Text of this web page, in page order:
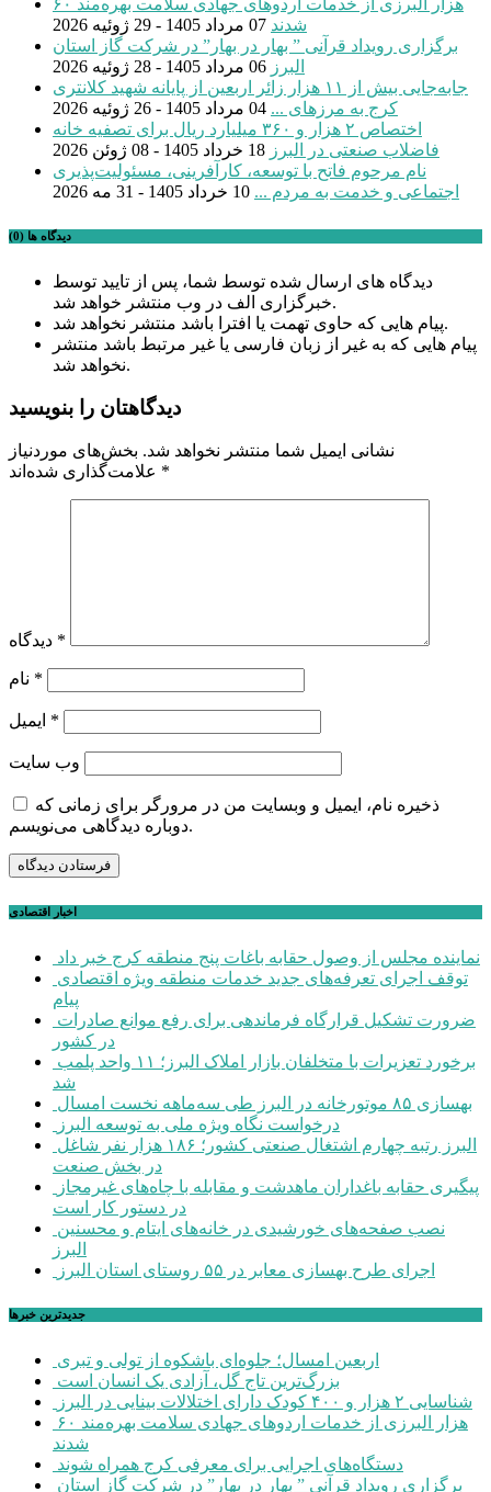
۶۰ هزار البرزی از خدمات اردوهای جهادی سلامت بهره‌مند
شدند 07 مرداد 1405 - 29 ژوئیه 2026
برگزاری رویداد قرآنی ” بهار در بهار” در شرکت گاز استان
البرز 06 مرداد 1405 - 28 ژوئیه 2026
جابه‌جایی بیش از ۱۱ هزار زائر اربعین از پایانه شهید کلانتری
کرج به مرزهای ... 04 مرداد 1405 - 26 ژوئیه 2026
اختصاص ۲ هزار و ۳۶۰ میلیارد ریال برای تصفیه خانه
فاضلاب صنعتی در البرز 18 خرداد 1405 - 08 ژوئن 2026
نام مرحوم فاتح با توسعه، کارآفرینی، مسئولیت‌پذیری
اجتماعی و خدمت به مردم ... 10 خرداد 1405 - 31 مه 2026
دیدگاه ها (0)
دیدگاه های ارسال شده توسط شما، پس از تایید توسط
خبرگزاری الف در وب منتشر خواهد شد.
پیام هایی که حاوی تهمت یا افترا باشد منتشر نخواهد شد.
پیام هایی که به غیر از زبان فارسی یا غیر مرتبط باشد منتشر
نخواهد شد.
دیدگاهتان را بنویسید
نشانی ایمیل شما منتشر نخواهد شد. بخش‌های موردنیاز
*
*
*
*
وب‌ سایت
ذخیره نام، ایمیل و وبسایت من در مرورگر برای زمانی که
دوباره دیدگاهی می‌نویسم.
اخبار اقتصادی
نماینده مجلس از وصول حقابه باغات پنج منطقه کرج خبر داد
پیام
در کشور
شد
بهسازی ۸۵ موتورخانه در البرز طی سه‌ماهه نخست امسال
درخواست نگاه ویژه ملی به توسعه البرز
در بخش صنعت
در دستور کار است
البرز
اجرای طرح بهسازی معابر در ۵۵ روستای استان البرز
جديدترين خبرها
اربعین امسال؛ جلوه‌ای باشکوه از تولی و تبری
بزرگ‌ترین تاج گل، آزادی یک انسان است
شناسایی ۲ هزار و ۴۰۰ کودک دارای اختلالات بینایی در البرز
۶۰ هزار البرزی از خدمات اردوهای جهادی سلامت بهره‌مند
شدند
دستگاه‌های اجرایی برای معرفی کرج همراه شوند